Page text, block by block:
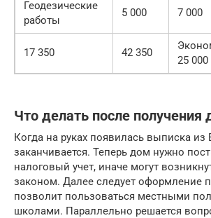
Геодезические
работы
5 000 7 000
17 350 42 350
25 000
Что делать после получения
Когда на руках появилась выписка из
заканчивается. Теперь дом нужно
налоговый учет, иначе могут
законом. Далее следует оформление
позволит пользоваться местными
школами. Параллельно решается